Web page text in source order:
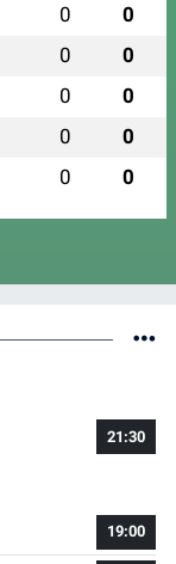
0 0
0 0
0 0
0 0
0 0
21:30
19:00